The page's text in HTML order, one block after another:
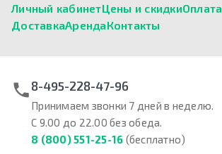
Личный кабинетЦены и скидкиОплата
ДоставкаАрендаКонтакты
8-495-228-47-96
Принимаем звонки 7 дней в неделю.
С 9.00 до 22.00 без обеда.
8 (800) 551-25-16 (бесплатно)